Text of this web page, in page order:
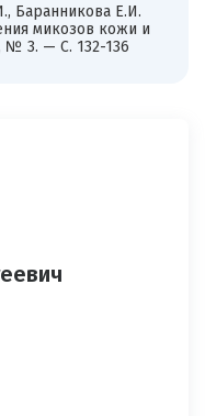
Баранникова Е.И.
микозов кожи и
№ 3. — С. 132-136